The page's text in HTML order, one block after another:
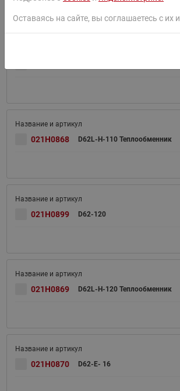
021H0868 D62L-H-110 Теплообменник
021H0899 D62-120
021H0869 D62L-H-120 Теплообменник
021H0870 D62-E- 16
Оставаясь на сайте, вы соглашаетесь с их